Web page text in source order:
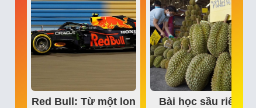
Red Bull: Từ một lon
Bài học sầu riêng